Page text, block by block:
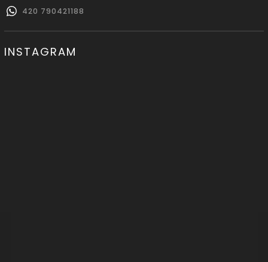
420 790421188
INSTAGRAM